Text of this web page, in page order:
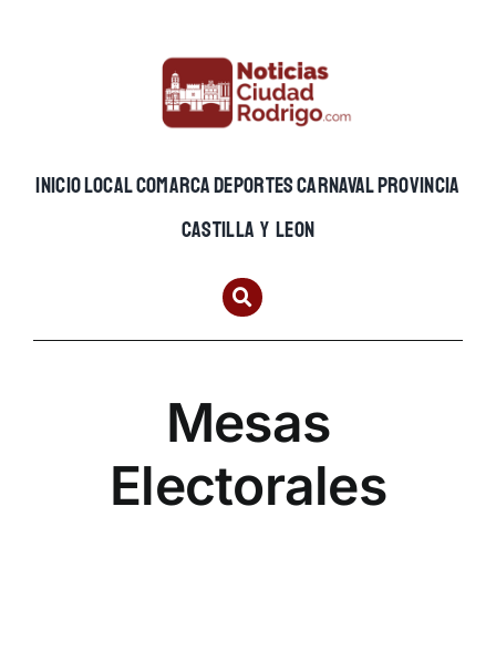
INICIOLOCALCOMARCADEPORTESCARNAVALPROVINCIA
CASTILLA Y LEON
Mesas
Electorales